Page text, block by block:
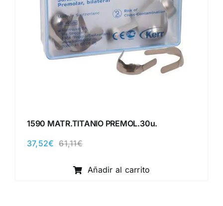
1590 MATR.TITANIO PREMOL.30u.
61,11€El
original
era:
37,52€
El
actual
es:
Añadir al carrito